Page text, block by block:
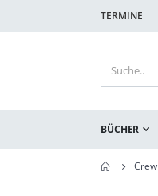
TERMINE
BÜCHER
Crew